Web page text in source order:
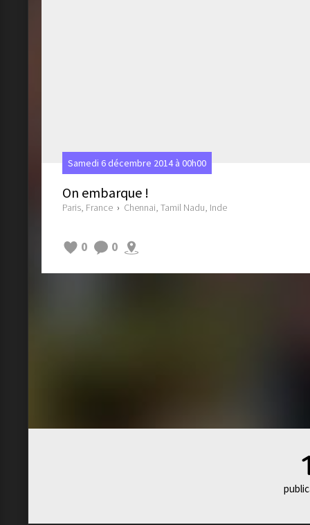
Samedi 6 décembre 2014 à 00h00
On embarque !
Paris, France › Chennai, Tamil Nadu, Inde
0 0